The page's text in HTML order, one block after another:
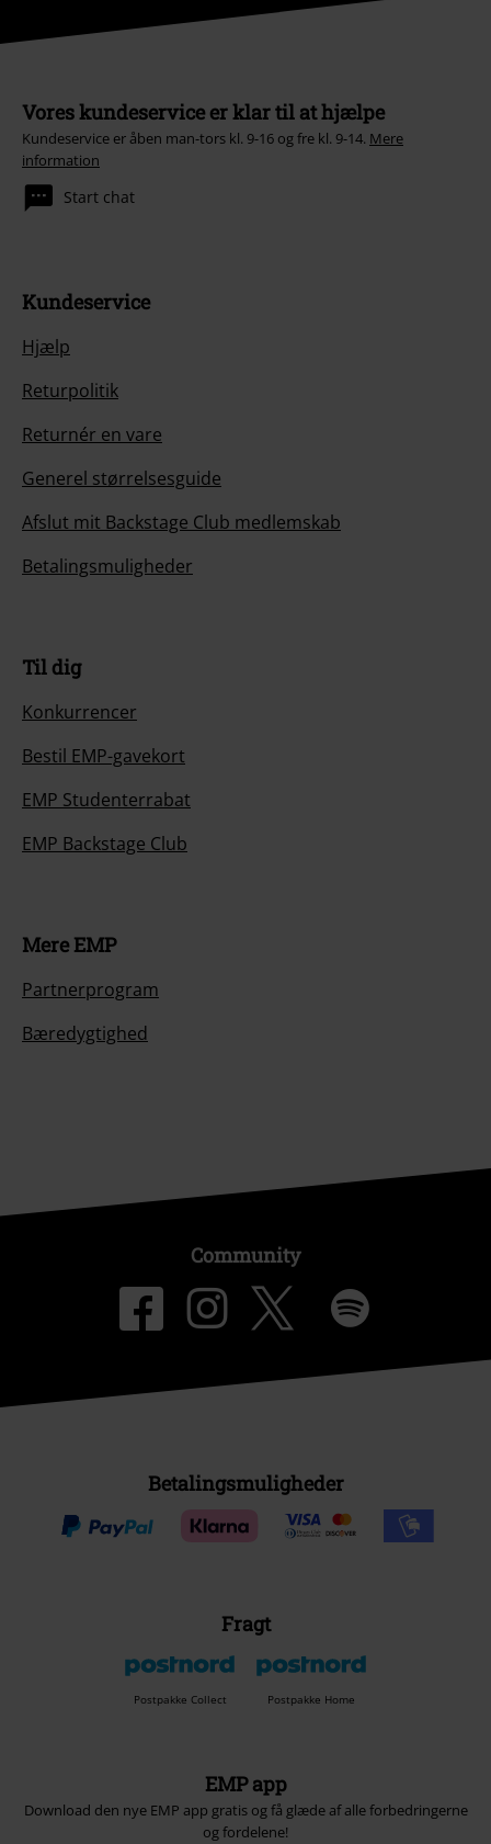
Vores kundeservice er klar til at hjælpe
Kundeservice er åben man-tors kl. 9-16 og fre kl. 9-14. Mere
information
Start chat
Kundeservice
Hjælp
Returpolitik
Returnér en vare
Generel størrelsesguide
Afslut mit Backstage Club medlemskab
Betalingsmuligheder
Til dig
Konkurrencer
Bestil EMP-gavekort
EMP Studenterrabat
EMP Backstage Club
Mere EMP
Partnerprogram
Bæredygtighed
Community
Betalingsmuligheder
Fragt
Postpakke Collect Postpakke Home
EMP app
Download den nye EMP app gratis og få glæde af alle forbedringerne
og fordelene!